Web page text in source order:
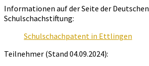
in
Ettlingen
Informationen auf der Seite der Deutschen
Schulschachstiftung:
Schulschachpatent in Ettlingen
Teilnehmer (Stand 04.09.2024):